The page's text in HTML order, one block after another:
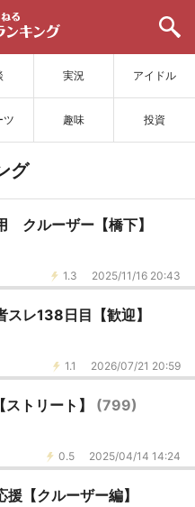
実況 アイドル
ツ 趣味 投資
を更新
グ
クルーザー【橋下】
1.3 2025/11/16 20:43
スレ138日目【歓迎】
1.1 2026/07/21 20:59
トリート】 (799)
0.5 2025/04/14 14:24
【クルーザー編】